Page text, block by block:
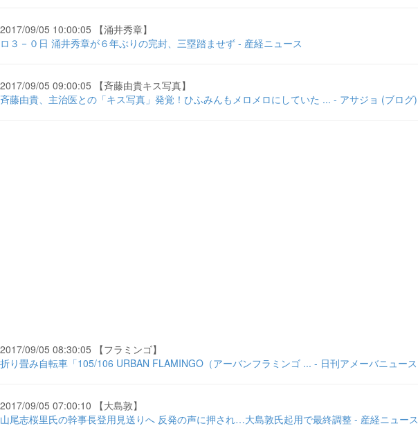
2017/09/05 10:00:05 【涌井秀章】
ロ３－０日 涌井秀章が６年ぶりの完封、三塁踏ませず - 産経ニュース
2017/09/05 09:00:05 【斉藤由貴キス写真】
斉藤由貴、主治医との「キス写真」発覚！ひふみんもメロメロにしていた ... - アサジョ (ブログ)
2017/09/05 08:30:05 【フラミンゴ】
折り畳み自転車「105/106 URBAN FLAMINGO（アーバンフラミンゴ ... - 日刊アメーバニュース
2017/09/05 07:00:10 【大島敦】
山尾志桜里氏の幹事長登用見送りへ 反発の声に押され…大島敦氏起用で最終調整 - 産経ニュース